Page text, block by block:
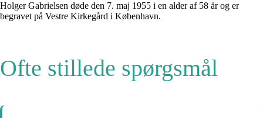
Holger Gabrielsen døde den 7. maj 1955 i en alder af 58 år og er
begravet på Vestre Kirkegård i København.
Ofte stillede spørgsmål